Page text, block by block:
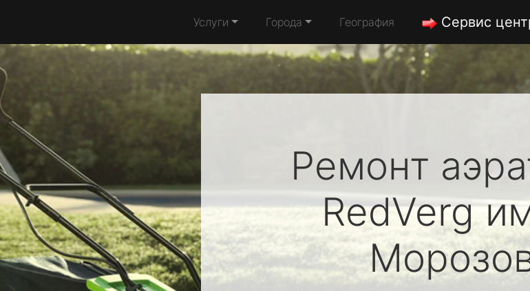
Услуги Города География Сервис
Ремонт
RedVerg